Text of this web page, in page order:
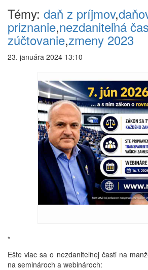
Témy: daň z príjmov,
priznanie,nezdaniteľná
zúčtovanie,zmeny 2023
23. januára 2024 13:10
*
Ešte viac sa o nezdaniteľnej časti na
na seminároch a webinároch: